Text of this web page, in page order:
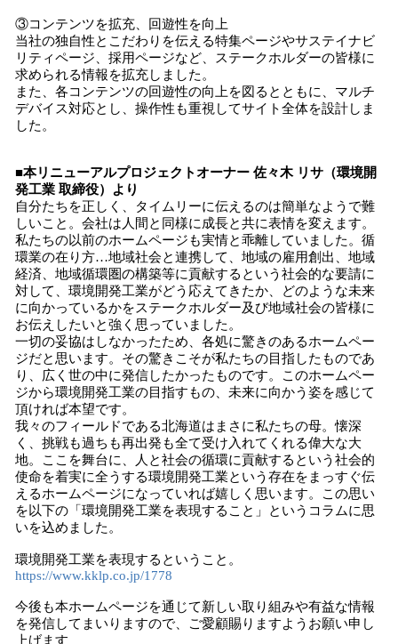
③コンテンツを拡充、回遊性を向上
当社の独自性とこだわりを伝える特集ページやサステイナビ
リティページ、採用ページなど、ステークホルダーの皆様に
求められる情報を拡充しました。
また、各コンテンツの回遊性の向上を図るとともに、マルチ
デバイス対応とし、操作性も重視してサイト全体を設計しま
した。
■本リニューアルプロジェクトオーナー 佐々木 リサ（環境開
発工業 取締役）より
自分たちを正しく、タイムリーに伝えるのは簡単なようで難
しいこと。会社は人間と同様に成長と共に表情を変えます。
私たちの以前のホームページも実情と乖離していました。循
環業の在り方…地域社会と連携して、地域の雇用創出、地域
経済、地域循環圏の構築等に貢献するという社会的な要請に
対して、環境開発工業がどう応えてきたか、どのような未来
に向かっているかをステークホルダー及び地域社会の皆様に
お伝えしたいと強く思っていました。
一切の妥協はしなかったため、各処に驚きのあるホームペー
ジだと思います。その驚きこそが私たちの目指したものであ
り、広く世の中に発信したかったものです。このホームペー
ジから環境開発工業の目指すもの、未来に向かう姿を感じて
頂ければ本望です。
我々のフィールドである北海道はまさに私たちの母。懐深
く、挑戦も過ちも再出発も全て受け入れてくれる偉大な大
地。ここを舞台に、人と社会の循環に貢献するという社会的
使命を着実に全うする環境開発工業という存在をまっすぐ伝
えるホームページになっていれば嬉しく思います。この思い
を以下の「環境開発工業を表現すること」というコラムに思
いを込めました。
環境開発工業を表現するということ。
https://www.kklp.co.jp/1778
今後も本ホームページを通じて新しい取り組みや有益な情報
を発信してまいりますので、ご愛顧賜りますようお願い申し
上げます